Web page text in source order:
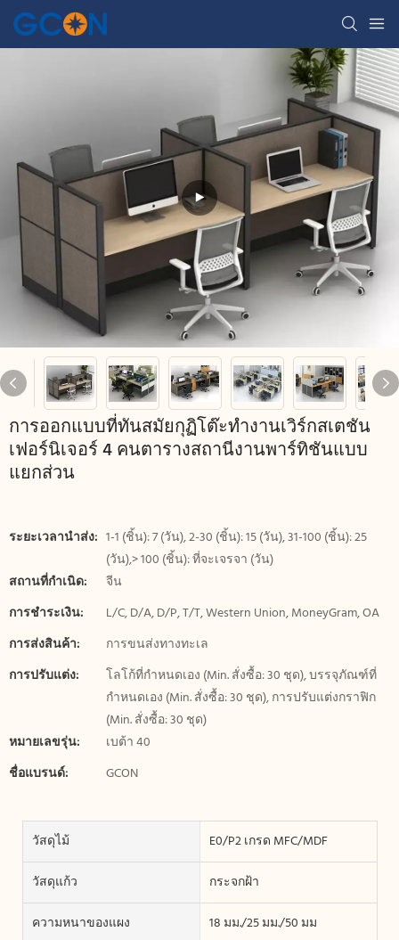
การออกแบบที่ทันสมัยกุฏิโต๊ะทำงานเวิร์กสเตชัน
เฟอร์นิเจอร์ 4 คนตารางสถานีงานพาร์ทิชันแบบ
แยกส่วน
ระยะเวลานำส่ง: 1-1 (ชิ้น): 7 (วัน), 2-30 (ชิ้น): 15 (วัน), 31-100 (ชิ้น): 25
(วัน),> 100 (ชิ้น): ที่จะเจรจา (วัน)
สถานที่กำเนิด:
จีน
การชำระเงิน:
L/C, D/A, D/P, T/T, Western Union, MoneyGram, OA
การส่งสินค้า:
การขนส่งทางทะเล
การปรับแต่ง:
โลโก้ที่กำหนดเอง (Min. สั่งซื้อ: 30 ชุด), บรรจุภัณฑ์ที่
กำหนดเอง (Min. สั่งซื้อ: 30 ชุด), การปรับแต่งกราฟิก
(Min. สั่งซื้อ: 30 ชุด)
หมายเลขรุ่น:
เบต้า 40
ชื่อแบรนด์:
GCON
วัสดุไม้
E0/P2 เกรด MFC/MDF
วัสดุแก้ว
กระจกฝ้า
ความหนาของแผง
18 มม./25 มม./50 มม